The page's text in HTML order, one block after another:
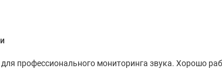
для профессионального мониторинга звука. Хорошо